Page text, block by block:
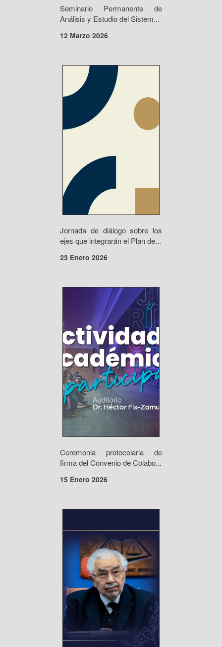
Seminario Permanente de
Análisis y Estudio del Sistem...
12 Marzo 2026
Jornada de diálogo sobre los
ejes que integrarán el Plan de...
23 Enero 2026
Ceremonia protocolaria de
firma del Convenio de Colabo...
15 Enero 2026